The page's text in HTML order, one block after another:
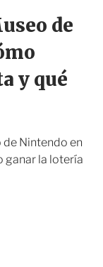
de
y qué
Nintendo en
ganar la lotería